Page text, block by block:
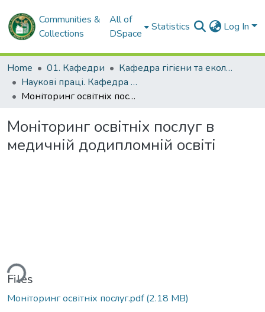
Communities &
Collections
All of
DSpace
Statistics Log In
Home 01. Кафедри
Кафедра гігієни та екології № 2
Наукові праці. Кафедра гігієни та екології № 2
Моніторинг освітніх послуг в медичній додипломній освіті
Моніторинг освітніх послуг в
медичній додипломній освіті
Files
Моніторинг освітніх послуг.pdf(2.18 MB)